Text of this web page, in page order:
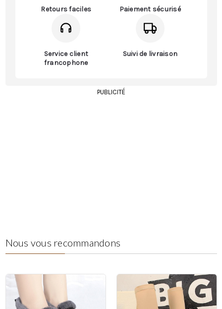
Retours faciles Paiement sécurisé
Service client
francophone
Suivi de livraison
PUBLICITÉ
Nous vous recommandons